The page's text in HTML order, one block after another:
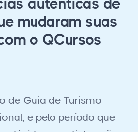
autênticas de
mudaram suas
o QCursos
séria e profissional,
uma capacidade técnica